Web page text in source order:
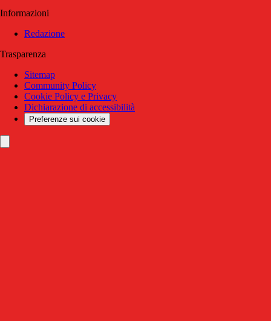
Informazioni
Redazione
Trasparenza
Sitemap
Community Policy
Cookie Policy e Privacy
Dichiarazione di accessibilità
Preferenze sui cookie